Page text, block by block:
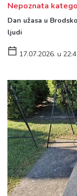
Nepoznata
Dan užasa u
ljudi
17.07.2026. u